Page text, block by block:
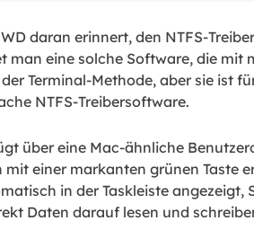
daran erinnert, den NTFS-
man eine solche Software, die mit
Terminal-Methode, aber sie ist
NTFS-Treibersoftware.
über eine Mac-ähnliche
einer markanten grünen Taste
in der Taskleiste
Daten darauf lesen und